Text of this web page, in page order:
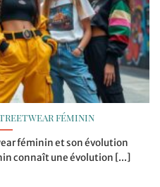
féminin
féminin et son évolution
connaît une évolution [...]